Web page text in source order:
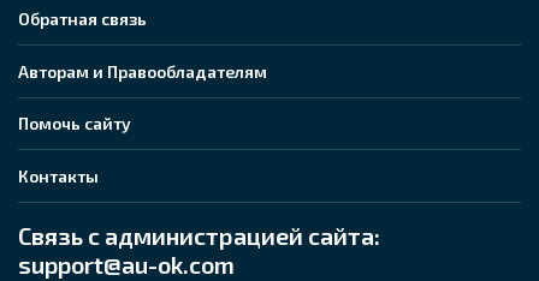
Обратная связь
Авторам и Правообладателям
Помочь сайту
Контакты
Связь с администрацией сайта:
support@au-ok.com